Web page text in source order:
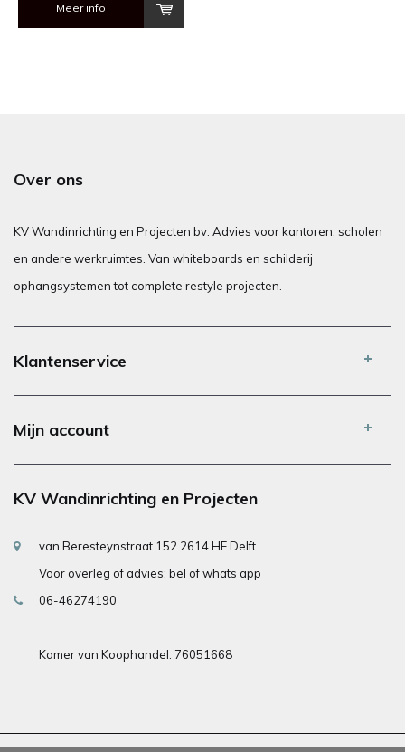
Meer info
Over ons
KV Wandinrichting en Projecten bv. Advies voor kantoren, scholen
en andere werkruimtes. Van whiteboards en schilderij
ophangsystemen tot complete restyle projecten.
Klantenservice
Mijn account
KV Wandinrichting en Projecten
van Beresteynstraat 152 2614 HE Delft
Voor overleg of advies: bel of whats app
06-46274190
Kamer van Koophandel: 76051668